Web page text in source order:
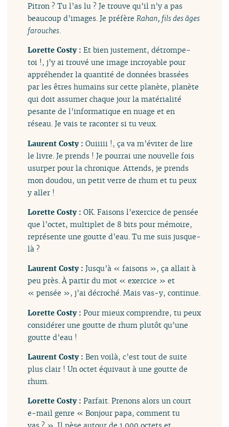
Pitron ? Tu l’as lu ? Je trouve qu’il n’y a pas
beaucoup d’images. Je préfère Rahan, fils des âges
farouches
Lorette Costy :Et bien justement, détrompe-
toi !, j’y ai trouvé une image incroyable pour
appréhender la quantité de données brassées
par les êtres humains sur cette planète, planète
qui doit assumer chaque jour la matérialité
pesante de l’informatique en nuage et en
réseau. Je vais te raconter si tu veux.
Laurent Costy :Ouiiiii !, ça va m’éviter de lire
le livre. Je prends ! Je pourrai une nouvelle fois
usurper pour la chronique. Attends, je prends
mon doudou, un petit verre de rhum et tu peux
y aller !
Lorette Costy :OK. Faisons l’exercice de pensée
que l’octet, multiplet de 8 bits pour mémoire,
représente une goutte d’eau. Tu me suis jusque-
là ?
Laurent Costy :Jusqu’à « faisons », ça allait à
peu près. À partir du mot « exercice » et
« pensée », j’ai décroché. Mais vas-y, continue.
Lorette Costy :Pour mieux comprendre, tu peux
considérer une goutte de rhum plutôt qu’une
goutte d’eau !
Laurent Costy :Ben voilà, c’est tout de suite
plus clair ! Un octet équivaut à une goutte de
rhum.
Lorette Costy :Parfait. Prenons alors un court
e-mail genre « Bonjour papa, comment tu